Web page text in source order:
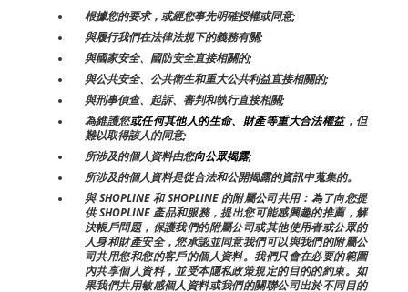
根據您的要求，或經您事先明確授權或同意;
與履行我們在法律法規下的義務有關;
與國家安全、國防安全直接相關的;
與公共安全、公共衛生和重大公共利益直接相關的;
與刑事偵查、起訴、審判和執行直接相關;
為維護您或任何其他人的生命、財產等重大合法權益，但
難以取得該人的同意;
所涉及的個人資料由您向公眾揭露;
所涉及的個人資料是從合法和公開揭露的資訊中蒐集的。
與 SHOPLINE 和 SHOPLINE 的附屬公司共用：為了向您提
供 SHOPLINE 產品和服務，提出您可能感興趣的推薦，解
決帳戶問題，保護我們的附屬公司或其他使用者或公眾的
人身和財產安全，您承認並同意我們可以與我們的附屬公
司共用您和您的客戶的個人資料。我們只會在必要的範圍
內共享個人資料，並受本隱私政策規定的目的的約束。如
果我們共用敏感個人資料或我們的關聯公司出於不同目的